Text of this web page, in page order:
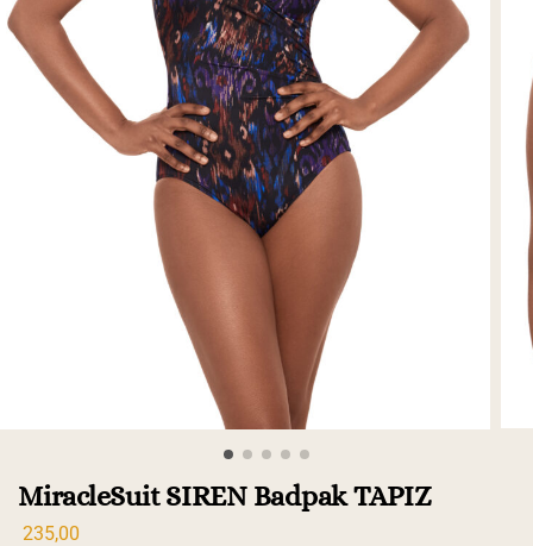
MiracleSuit SIREN Badpak TAPIZ
235,00